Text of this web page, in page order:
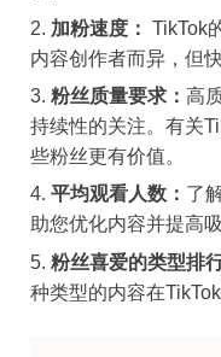
加粉速度： TikTok
内容创作者而异，但
粉丝质量要求： 高
持续性的关注。有关
些粉丝更有价值。
平均观看人数： 了
助您优化内容并提高吸
粉丝喜爱的类型排
种类型的内容在